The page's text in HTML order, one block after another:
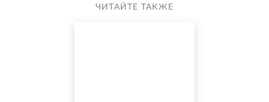
ЧИТАЙТЕ ТАКЖЕ